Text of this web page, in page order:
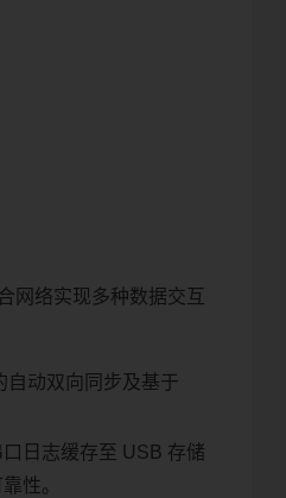
网络实现多种数据交互
自动双向同步及基于
日志缓存至 USB 存储
性。